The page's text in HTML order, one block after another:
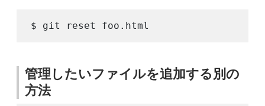
管理したいファイルを追加する別の
方法